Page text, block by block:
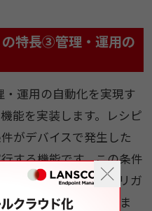
特長③管理・運用の
・運用の自動化を実現す
能を実装します。レシピ
がデバイスで発生した
する機能です。この条件
ション」として、トリガ
ものをレシピと呼びま